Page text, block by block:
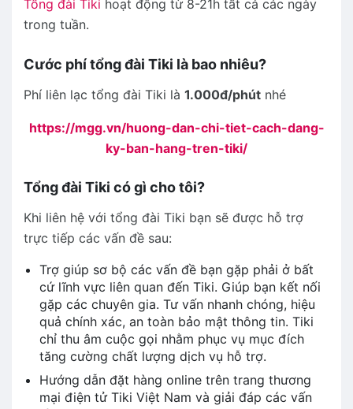
Tổng đài Tiki hoạt động từ 8-21h tất cả các ngày
trong tuần.
Cước phí tổng đài Tiki là bao nhiêu?
Phí liên lạc tổng đài Tiki là 1.000đ/phút nhé
https://mgg.vn/huong-dan-chi-tiet-cach-dang-
ky-ban-hang-tren-tiki/
Tổng đài Tiki có gì cho tôi?
Khi liên hệ với tổng đài Tiki bạn sẽ được hỗ trợ
trực tiếp các vấn đề sau:
Trợ giúp sơ bộ các vấn đề bạn gặp phải ở bất
cứ lĩnh vực liên quan đến Tiki. Giúp bạn kết nối
gặp các chuyên gia. Tư vấn nhanh chóng, hiệu
quả chính xác, an toàn bảo mật thông tin. Tiki
chỉ thu âm cuộc gọi nhằm phục vụ mục đích
tăng cường chất lượng dịch vụ hỗ trợ.
Hướng dẫn đặt hàng online trên trang thương
mại điện tử Tiki Việt Nam và giải đáp các vấn